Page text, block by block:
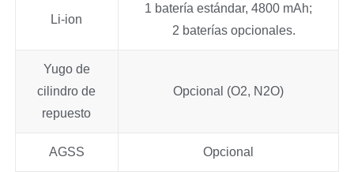
Li-ion
1 batería estándar, 4800 mAh;
2 baterías opcionales.
Yugo de
cilindro de
repuesto
Opcional (O2, N2O)
AGSS Opcional